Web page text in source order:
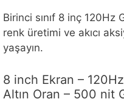
Birinci sınıf 8 inç
renk üretimi ve akıcı
yaşayın.
8 inch Ekran –
Altın Oran – 500 nit